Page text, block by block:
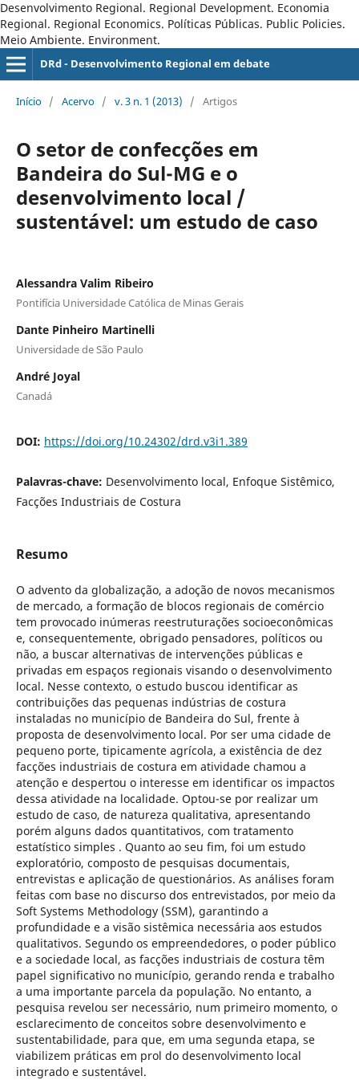
Desenvolvimento Regional. Regional Development. Economia
Regional. Regional Economics. Políticas Públicas. Public Policies.
Meio Ambiente. Environment.
DRd - Desenvolvimento Regional em debate
Início / Acervo / v. 3 n. 1 (2013) / Artigos
O setor de confecções em
Bandeira do Sul-MG e o
desenvolvimento local /
sustentável: um estudo de caso
Alessandra Valim Ribeiro
Pontifícia Universidade Católica de Minas Gerais
Dante Pinheiro Martinelli
Universidade de São Paulo
André Joyal
Canadá
DOI: https://doi.org/10.24302/drd.v3i1.389
Palavras-chave: Desenvolvimento local, Enfoque Sistêmico,
Facções Industriais de Costura
Resumo
O advento da globalização, a adoção de novos mecanismos
de mercado, a formação de blocos regionais de comércio
tem provocado inúmeras reestruturações socioeconômicas
e, consequentemente, obrigado pensadores, políticos ou
não, a buscar alternativas de intervenções públicas e
privadas em espaços regionais visando o desenvolvimento
local. Nesse contexto, o estudo buscou identificar as
contribuições das pequenas indústrias de costura
instaladas no município de Bandeira do Sul, frente à
proposta de desenvolvimento local. Por ser uma cidade de
pequeno porte, tipicamente agrícola, a existência de dez
facções industriais de costura em atividade chamou a
atenção e despertou o interesse em identificar os impactos
dessa atividade na localidade. Optou-se por realizar um
estudo de caso, de natureza qualitativa, apresentando
porém alguns dados quantitativos, com tratamento
estatístico simples . Quanto ao seu fim, foi um estudo
exploratório, composto de pesquisas documentais,
entrevistas e aplicação de questionários. As análises foram
feitas com base no discurso dos entrevistados, por meio da
Soft Systems Methodology (SSM), garantindo a
profundidade e a visão sistêmica necessária aos estudos
qualitativos. Segundo os empreendedores, o poder público
e a sociedade local, as facções industriais de costura têm
papel significativo no município, gerando renda e trabalho
a uma importante parcela da população. No entanto, a
pesquisa revelou ser necessário, num primeiro momento, o
esclarecimento de conceitos sobre desenvolvimento e
sustentabilidade, para que, em uma segunda etapa, se
viabilizem práticas em prol do desenvolvimento local
integrado e sustentável.